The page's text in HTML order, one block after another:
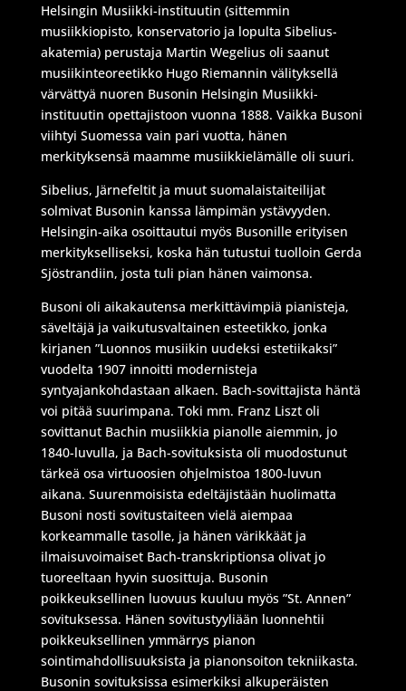
Helsingin Musiikki-instituutin (sittemmin
musiikkiopisto, konservatorio ja lopulta Sibelius-
akatemia) perustaja Martin Wegelius oli saanut
musiikinteoreetikko Hugo Riemannin välityksellä
värvättyä nuoren Busonin Helsingin Musiikki-
instituutin opettajistoon vuonna 1888. Vaikka Busoni
viihtyi Suomessa vain pari vuotta, hänen
merkityksensä maamme musiikkielämälle oli suuri.
Sibelius, Järnefeltit ja muut suomalaistaiteilijat
solmivat Busonin kanssa lämpimän ystävyyden.
Helsingin-aika osoittautui myös Busonille erityisen
merkitykselliseksi, koska hän tutustui tuolloin Gerda
Sjöstrandiin, josta tuli pian hänen vaimonsa.
Busoni oli aikakautensa merkittävimpiä pianisteja,
säveltäjä ja vaikutusvaltainen esteetikko, jonka
kirjanen ”Luonnos musiikin uudeksi estetiikaksi”
vuodelta 1907 innoitti modernisteja
syntyajankohdastaan alkaen. Bach-sovittajista häntä
voi pitää suurimpana. Toki mm. Franz Liszt oli
sovittanut Bachin musiikkia pianolle aiemmin, jo
1840-luvulla, ja Bach-sovituksista oli muodostunut
tärkeä osa virtuoosien ohjelmistoa 1800-luvun
aikana. Suurenmoisista edeltäjistään huolimatta
Busoni nosti sovitustaiteen vielä aiempaa
korkeammalle tasolle, ja hänen värikkäät ja
ilmaisuvoimaiset Bach-transkriptionsa olivat jo
tuoreeltaan hyvin suosittuja. Busonin
poikkeuksellinen luovuus kuuluu myös ”St. Annen”
sovituksessa. Hänen sovitustyyliään luonnehtii
poikkeuksellinen ymmärrys pianon
sointimahdollisuuksista ja pianonsoiton tekniikasta.
Busonin sovituksissa esimerkiksi alkuperäisten